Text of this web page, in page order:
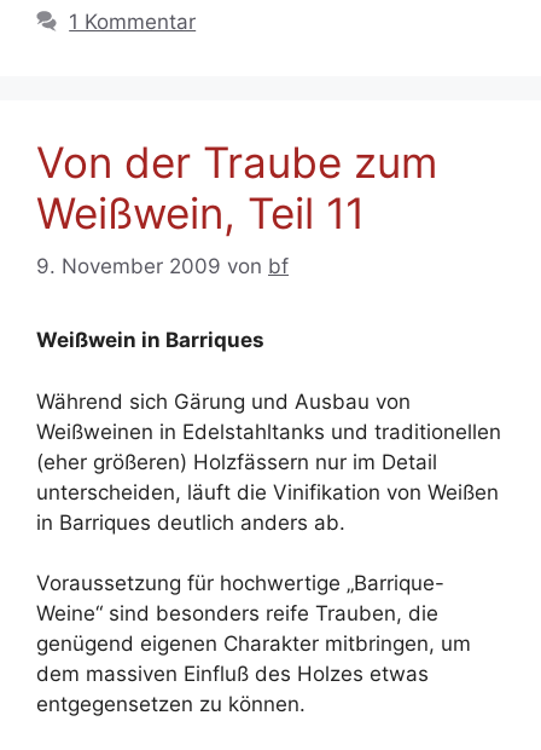
1 Kommentar
Von der Traube zum
Weißwein, Teil 11
9. November 2009 von bf
Weißwein in Barriques
Während sich Gärung und Ausbau von
Weißweinen in Edelstahltanks und traditionellen
(eher größeren) Holzfässern nur im Detail
unterscheiden, läuft die Vinifikation von Weißen
in Barriques deutlich anders ab.
Voraussetzung für hochwertige „Barrique-
Weine“ sind besonders reife Trauben, die
genügend eigenen Charakter mitbringen, um
dem massiven Einfluß des Holzes etwas
entgegensetzen zu können.